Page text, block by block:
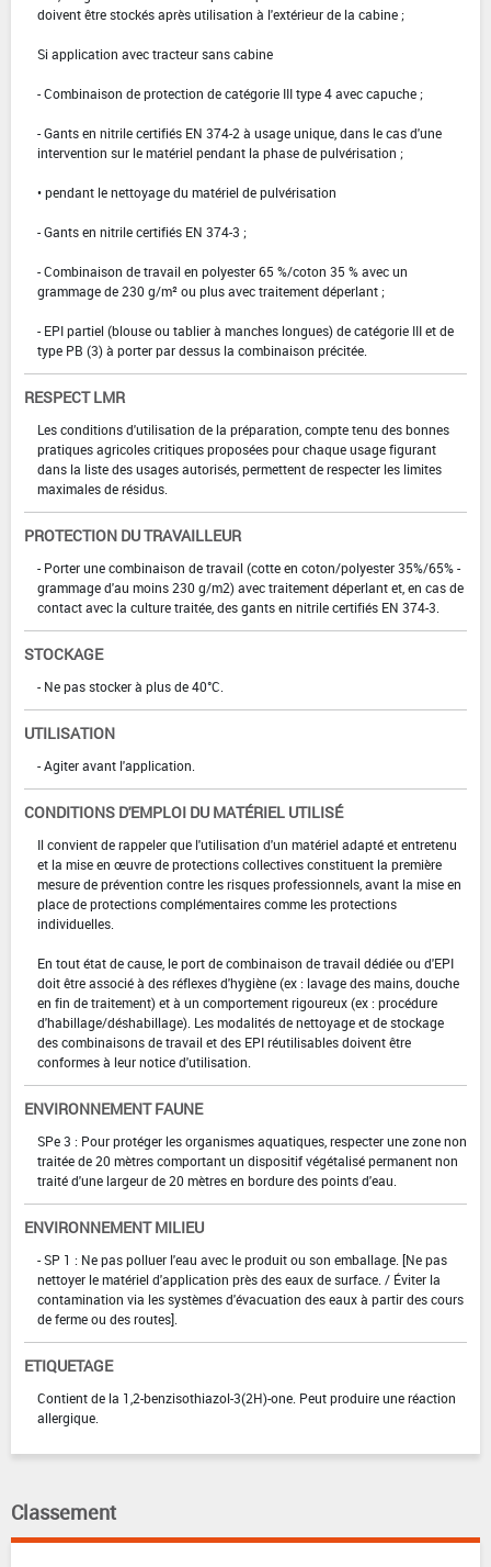
doivent être stockés après utilisation à l'extérieur de la cabine ;
Si application avec tracteur sans cabine
- Combinaison de protection de catégorie III type 4 avec capuche ;
- Gants en nitrile certifiés EN 374-2 à usage unique, dans le cas d'une
intervention sur le matériel pendant la phase de pulvérisation ;
• pendant le nettoyage du matériel de pulvérisation
- Gants en nitrile certifiés EN 374-3 ;
- Combinaison de travail en polyester 65 %/coton 35 % avec un
grammage de 230 g/m² ou plus avec traitement déperlant ;
- EPI partiel (blouse ou tablier à manches longues) de catégorie III et de
type PB (3) à porter par dessus la combinaison précitée.
RESPECT LMR
Les conditions d'utilisation de la préparation, compte tenu des bonnes
pratiques agricoles critiques proposées pour chaque usage figurant
dans la liste des usages autorisés, permettent de respecter les limites
maximales de résidus.
PROTECTION DU TRAVAILLEUR
- Porter une combinaison de travail (cotte en coton/polyester 35%/65% -
grammage d'au moins 230 g/m2) avec traitement déperlant et, en cas de
contact avec la culture traitée, des gants en nitrile certifiés EN 374-3.
STOCKAGE
- Ne pas stocker à plus de 40°C.
UTILISATION
- Agiter avant l'application.
CONDITIONS D'EMPLOI DU MATÉRIEL UTILISÉ
Il convient de rappeler que l'utilisation d'un matériel adapté et entretenu
et la mise en œuvre de protections collectives constituent la première
mesure de prévention contre les risques professionnels, avant la mise en
place de protections complémentaires comme les protections
individuelles.
En tout état de cause, le port de combinaison de travail dédiée ou d'EPI
doit être associé à des réflexes d'hygiène (ex : lavage des mains, douche
en fin de traitement) et à un comportement rigoureux (ex : procédure
d'habillage/déshabillage). Les modalités de nettoyage et de stockage
des combinaisons de travail et des EPI réutilisables doivent être
conformes à leur notice d'utilisation.
ENVIRONNEMENT FAUNE
SPe 3 : Pour protéger les organismes aquatiques, respecter une zone non
traitée de 20 mètres comportant un dispositif végétalisé permanent non
traité d'une largeur de 20 mètres en bordure des points d'eau.
ENVIRONNEMENT MILIEU
- SP 1 : Ne pas polluer l'eau avec le produit ou son emballage. [Ne pas
nettoyer le matériel d'application près des eaux de surface. / Éviter la
contamination via les systèmes d'évacuation des eaux à partir des cours
de ferme ou des routes].
ETIQUETAGE
Contient de la 1,2-benzisothiazol-3(2H)-one. Peut produire une réaction
allergique.
Classement